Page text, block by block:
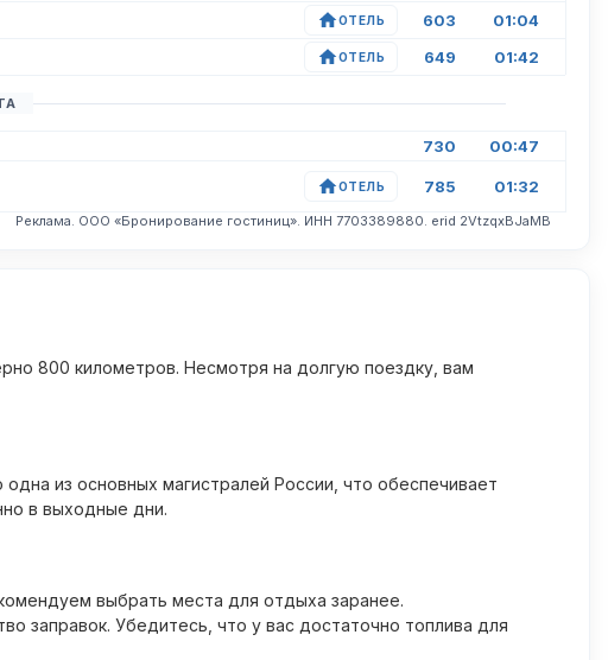
ОТЕЛЬ 603 01:04
ОТЕЛЬ 649 01:42
730 00:47
ОТЕЛЬ 785 01:32
Реклама. ООО «Бронирование гостиниц». ИНН 7703389880. erid 2VtzqxBJaMB
800 километров. Несмотря на долгую поездку, вам
из основных магистралей России, что обеспечивает
в выходные дни.
выбрать места для отдыха заранее.
заправок. Убедитесь, что у вас достаточно топлива для